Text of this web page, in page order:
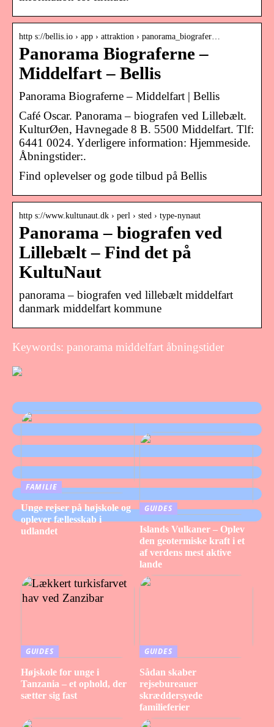
http s://bellis.io › app › attraktion › panorama_biografer…
Panorama Biograferne –
Middelfart – Bellis
Panorama Biograferne – Middelfart | Bellis
Café Oscar. Panorama – biografen ved Lillebælt.
KulturØen, Havnegade 8 B. 5500 Middelfart. Tlf:
6441 0024. Yderligere information: Hjemmeside.
Åbningstider:.
Find oplevelser og gode tilbud på Bellis
http s://www.kultunaut.dk › perl › sted › type-nynaut
Panorama – biografen ved
Lillebælt – Find det på
KultuNaut
panorama – biografen ved lillebælt middelfart
danmark middelfart kommune
Keywords: panorama middelfart åbningstider
FAMILIE
Unge rejser på højskole og
oplever fællesskab i
udlandet
GUIDES
Islands Vulkaner – Oplev
den geotermiske kraft i et
af verdens mest aktive
lande
GUIDES
Højskole for unge i
Tanzania – et ophold, der
sætter sig fast
GUIDES
Sådan skaber
rejsebureauer
skræddersyede
familieferier